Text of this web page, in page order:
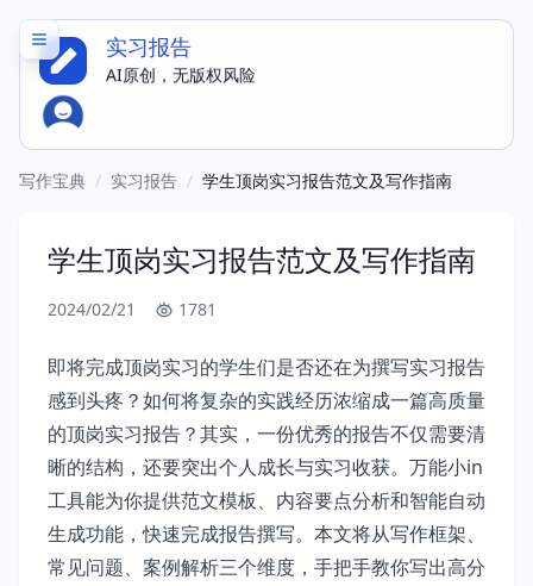
实习报告
AI原创，无版权风险
写作宝典 / 实习报告 / 学生顶岗实习报告范文及写作指南
学生顶岗实习报告范文及写作指南
2024/02/21 1781
即将完成顶岗实习的学生们是否还在为撰写实习报告
感到头疼？如何将复杂的实践经历浓缩成一篇高质量
的顶岗实习报告？其实，一份优秀的报告不仅需要清
晰的结构，还要突出个人成长与实习收获。万能小in
工具能为你提供范文模板、内容要点分析和智能自动
生成功能，快速完成报告撰写。本文将从写作框架、
常见问题、案例解析三个维度，手把手教你写出高分